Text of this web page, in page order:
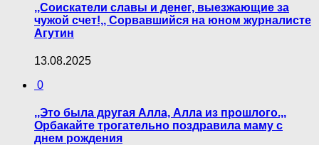
,,Соискатели славы и денег, выезжающие за
чужой счет!,, Сорвавшийся на юном журналисте
Агутин
13.08.2025
0
,,Это была другая Алла, Алла из прошлого.,,
Орбакайте трогательно поздравила маму с
днем рождения